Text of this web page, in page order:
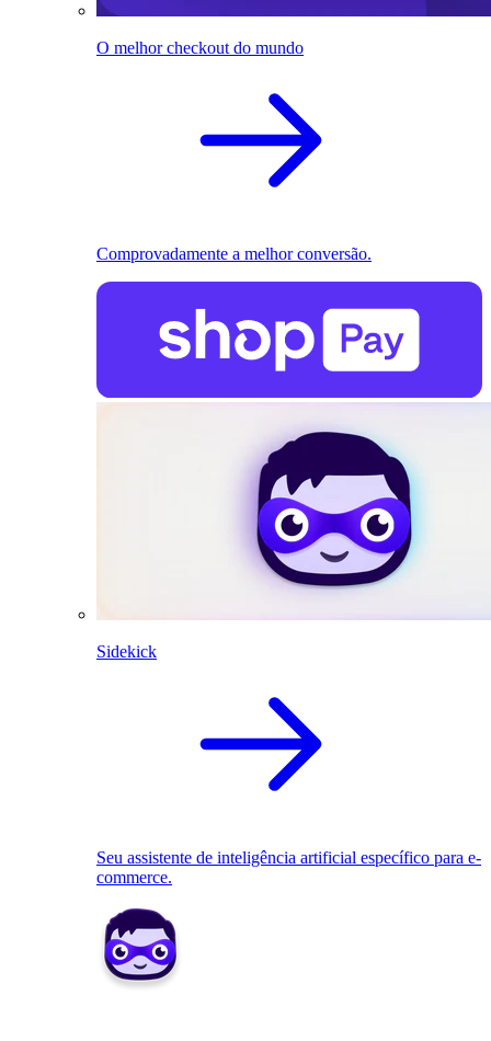
O melhor checkout do mundo
Comprovadamente a melhor conversão.
Sidekick
Seu assistente de inteligência artificial específico para e-
commerce.